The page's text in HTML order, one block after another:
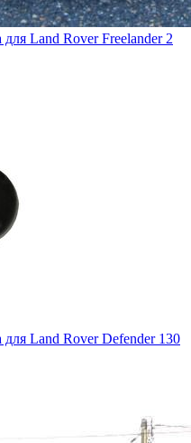
Land Rover Freelander 2
Land Rover Defender 130